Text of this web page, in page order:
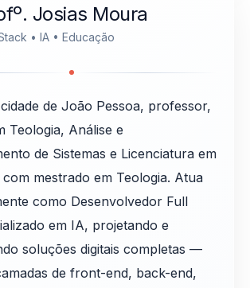
Josias Moura
• IA • Educação
de João Pessoa, professor,
Teologia, Análise e
de Sistemas e Licenciatura em
mestrado em Teologia. Atua
como Desenvolvedor Full
em IA, projetando e
soluções digitais completas —
de front-end, back-end,